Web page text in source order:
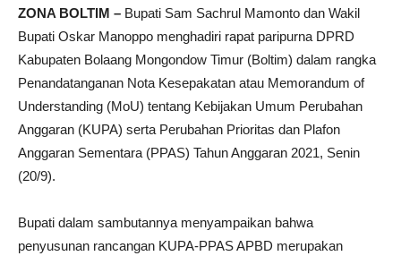
ZONA BOLTIM – Bupati Sam Sachrul Mamonto dan Wakil
Bupati Oskar Manoppo menghadiri rapat paripurna DPRD
Kabupaten Bolaang Mongondow Timur (Boltim) dalam rangka
Penandatanganan Nota Kesepakatan atau Memorandum of
Understanding (MoU) tentang Kebijakan Umum Perubahan
Anggaran (KUPA) serta Perubahan Prioritas dan Plafon
Anggaran Sementara (PPAS) Tahun Anggaran 2021, Senin
(20/9).
Bupati dalam sambutannya menyampaikan bahwa
penyusunan rancangan KUPA-PPAS APBD merupakan